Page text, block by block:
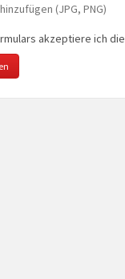
(JPG, PNG)
akzeptiere ich die